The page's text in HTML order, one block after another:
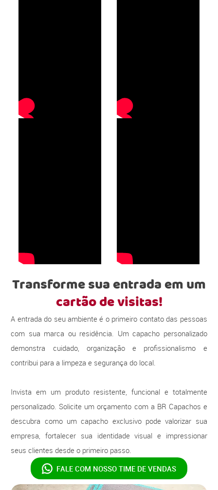
Transforme sua entrada em um
cartão de visitas!
A entrada do seu ambiente é o primeiro contato das pessoas
com sua marca ou residência. Um capacho personalizado
demonstra cuidado, organização e profissionalismo e
contribui para a limpeza e segurança do local.
Invista em um produto resistente, funcional e totalmente
personalizado. Solicite um orçamento com a BR Capachos e
descubra como um capacho exclusivo pode valorizar sua
empresa, fortalecer sua identidade visual e impressionar
seus clientes desde o primeiro passo.
FALE COM NOSSO TIME DE VENDAS